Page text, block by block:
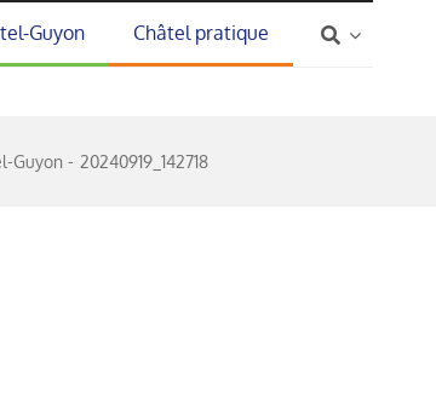
Guyon Châtel pratique
Guyon 20240919_142718